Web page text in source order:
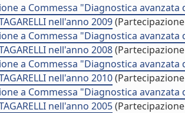
a Commessa "Diagnostica
nell'anno 2009
a Commessa "Diagnostica
nell'anno 2008
a Commessa "Diagnostica
nell'anno 2010
a Commessa "Diagnostica
nell'anno 2005